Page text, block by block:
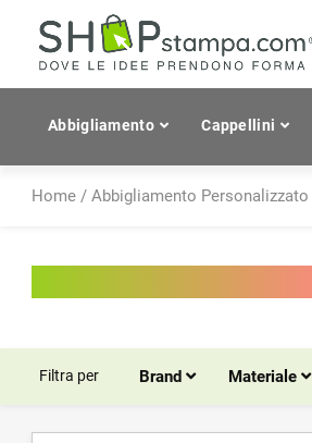
Abbigliamento Cappellini
Home / Abbigliamento Personalizzato
Filtra per Brand Materiale